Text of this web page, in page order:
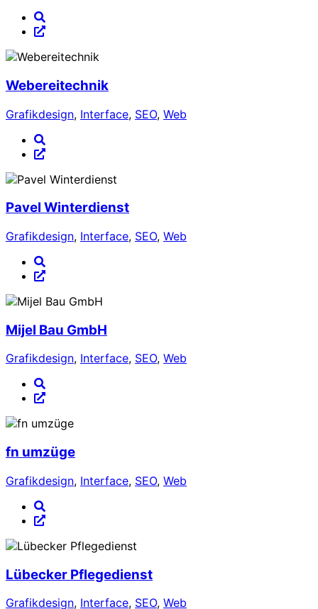
Webereitechnik
Grafikdesign, Interface, SEO, Web
Pavel Winterdienst
Grafikdesign, Interface, SEO, Web
Mijel Bau GmbH
Grafikdesign, Interface, SEO, Web
fn umzüge
Grafikdesign, Interface, SEO, Web
Lübecker Pflegedienst
Grafikdesign, Interface, SEO, Web